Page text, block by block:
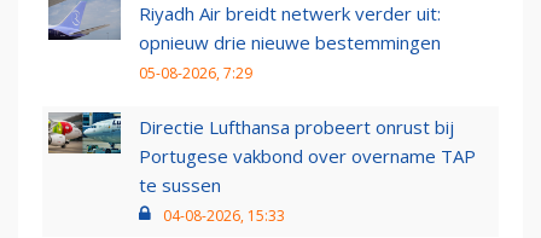
Riyadh Air breidt netwerk verder uit:
opnieuw drie nieuwe bestemmingen
05-08-2026, 7:29
Directie Lufthansa probeert onrust bij
Portugese vakbond over overname TAP
te sussen
04-08-2026, 15:33